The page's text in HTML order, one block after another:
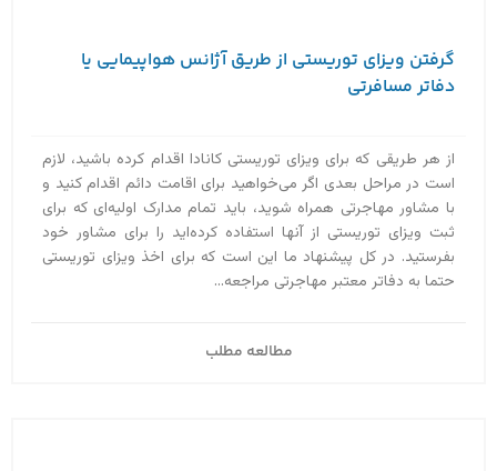
گرفتن ویزای توریستی از طریق آژانس هواپیمایی یا
دفاتر مسافرتی
از هر طریقی که برای ویزای توریستی کانادا اقدام کرده باشید، لازم
است در مراحل بعدی اگر می‌خواهید برای اقامت دائم اقدام کنید و
با مشاور مهاجرتی همراه شوید، باید تمام مدارک اولیه‌ای که برای
ثبت ویزای توریستی از آنها استفاده کرده‌اید را برای مشاور خود
بفرستید. در کل پیشنهاد ما این است که برای اخذ ویزای توریستی
حتما به دفاتر معتبر مهاجرتی مراجعه...
مطالعه مطلب